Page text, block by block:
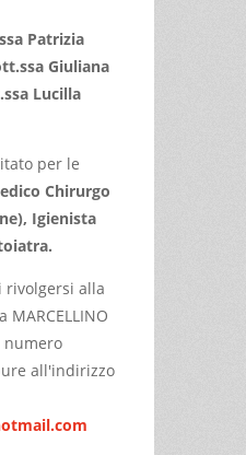
Patrizia
Giuliana
Lucilla
per le
Chirurgo
Igienista
rivolgersi alla
MARCELLINO
numero
all'indirizzo